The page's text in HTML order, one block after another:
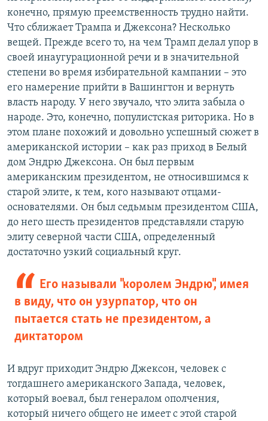
конечно, прямую преемственность трудно найти.
Что сближает Трампа и Джексона? Несколько
вещей. Прежде всего то, на чем Трамп делал упор в
своей инаугурационной речи и в значительной
степени во время избирательной кампании – это
его намерение прийти в Вашингтон и вернуть
власть народу. У него звучало, что элита забыла о
народе. Это, конечно, популистская риторика. Но в
этом плане похожий и довольно успешный сюжет в
американской истории – как раз приход в Белый
дом Эндрю Джексона. Он был первым
американским президентом, не относившимся к
старой элите, к тем, кого называют отцами-
основателями. Он был седьмым президентом США,
до него шесть президентов представляли старую
элиту северной части США, определенный
достаточно узкий социальный круг.
Его называли "королем Эндрю", имея
в виду, что он узурпатор, что он
пытается стать не президентом, а
диктатором
И вдруг приходит Эндрю Джексон, человек с
тогдашнего американского Запада, человек,
который воевал, был генералом ополчения,
который ничего общего не имеет с этой старой